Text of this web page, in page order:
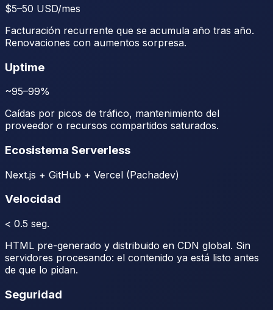
$5–50 USD/mes
Facturación recurrente que se acumula año tras año.
Renovaciones con aumentos sorpresa.
Uptime
~95–99%
Caídas por picos de tráfico, mantenimiento del
proveedor o recursos compartidos saturados.
Ecosistema Serverless
Next.js + GitHub + Vercel (Pachadev)
Velocidad
< 0.5 seg.
HTML pre-generado y distribuido en CDN global. Sin
servidores procesando: el contenido ya está listo antes
de que lo pidan.
Seguridad